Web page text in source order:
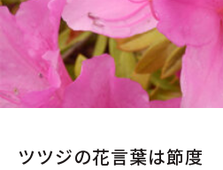
ツツジの花言葉は節度